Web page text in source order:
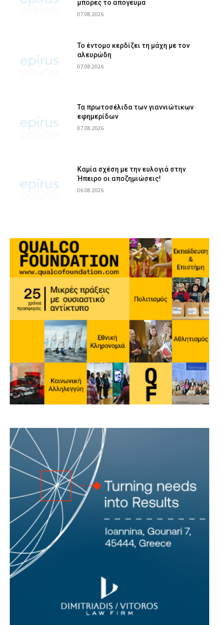
μπόρες το απόγευμα
07.08.2026
Το έντομο κερδίζει τη μάχη με τον
αλευρώδη
07.08.2026
Τα πρωτοσέλιδα των γιαννιώτικων
εφημερίδων
07.08.2026
Καμία σχέση με την ευλογιά στην
Ήπειρο οι αποζημιώσεις!
06.08.2026